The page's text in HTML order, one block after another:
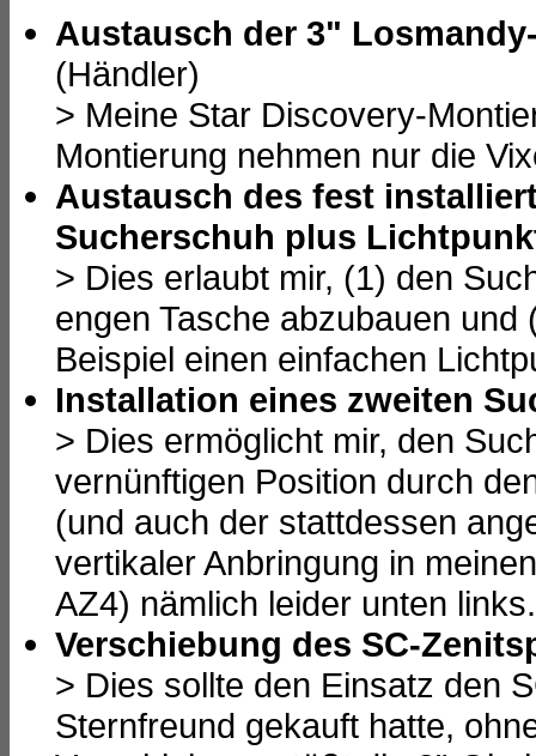
Austausch der 3"
(Händler)
> Meine Star Discovery-
Montierung nehmen nur die
Austausch des fest
Sucherschuh plus
> Dies erlaubt mir, (1) den
engen Tasche abzubauen
Beispiel einen einfachen
Installation eines zweiten
> Dies ermöglicht mir, den
vernünftigen Position durch
(und auch der stattdessen
vertikaler Anbringung in
AZ4) nämlich leider unten links.
Verschiebung des SC-
> Dies sollte den Einsatz den
Sternfreund gekauft hatte,